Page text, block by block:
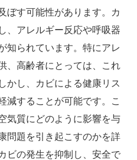
ぼす可能性があります。カ
、アレルギー反応や呼吸器
知られています。特にアレ
、高齢者にとっては、これ
かし、カビによる健康リス
減することが可能です。こ
気質にどのように影響を与
問題を引き起こすのかを詳
ビの発生を抑制し、安全で